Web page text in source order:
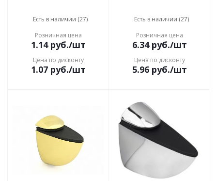
Есть в наличии (27)
Розничная цена
1.14руб./шт
Цена по дисконту
1.07руб./шт
Есть в наличии (27)
Розничная цена
6.34руб./шт
Цена по дисконту
5.96руб./шт